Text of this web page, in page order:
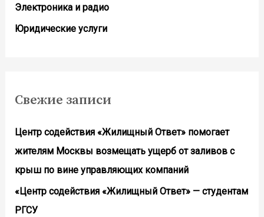
Электроника и радио
Юридические услуги
Свежие записи
Центр содействия «Жилищный Ответ» помогает
жителям Москвы возмещать ущерб от заливов с
крыш по вине управляющих компаний
«Центр содействия «Жилищный Ответ» — студентам
РГСУ